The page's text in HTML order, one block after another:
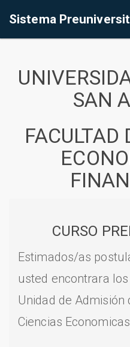
Sistema
SAN
FACULTAD
CURSO
Estimados/as
usted encontrara
Unidad de Admisión
Ciencias